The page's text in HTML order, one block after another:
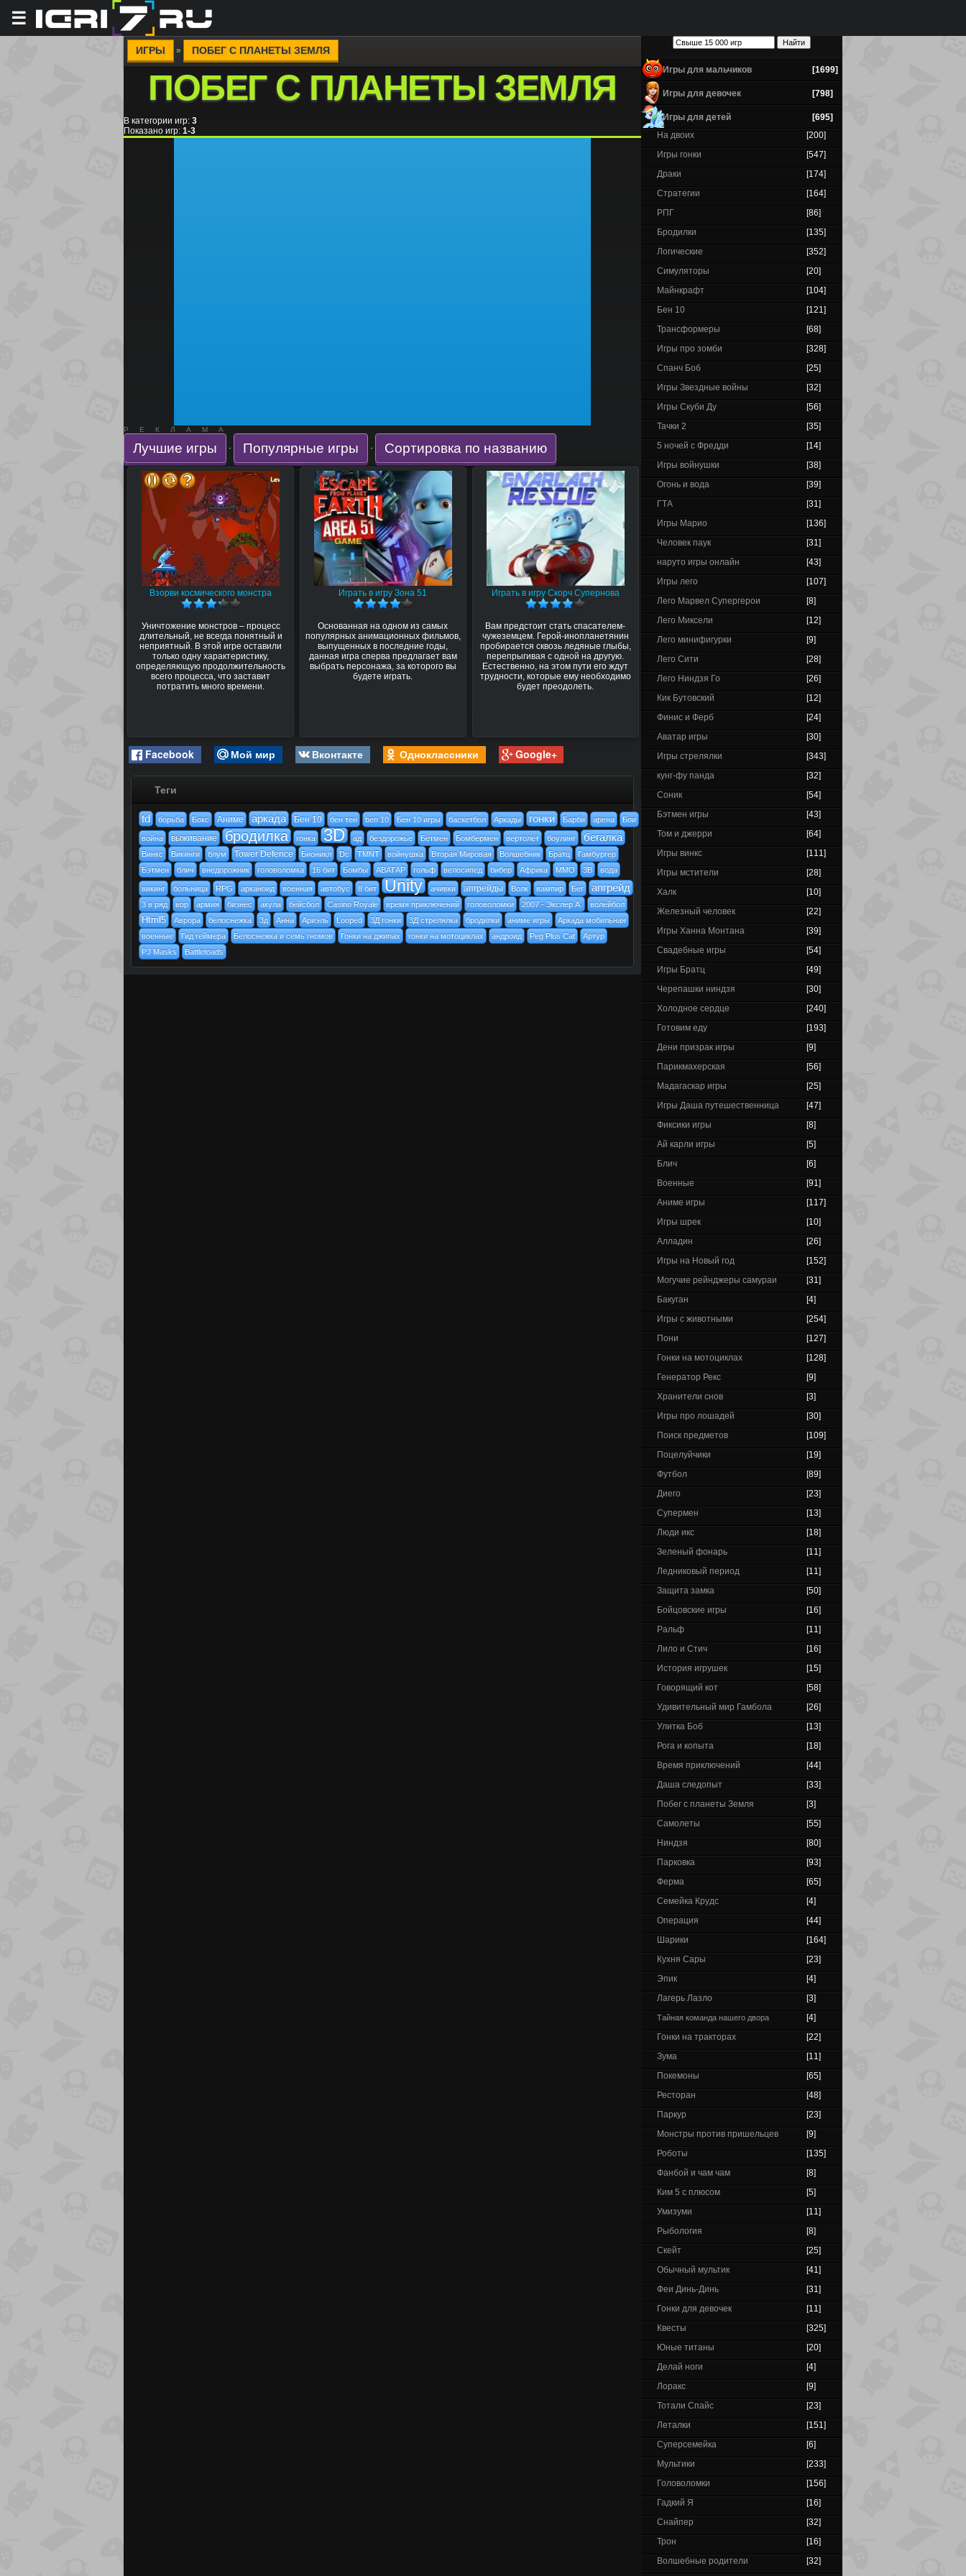
☰
ИГРЫ » ПОБЕГ С ПЛАНЕТЫ ЗЕМЛЯ
ПОБЕГ С ПЛАНЕТЫ ЗЕМЛЯ
В категории игр: 3
Показано игр: 1-3
РЕКЛАМА
Лучшие игры · Популярные игры · Сортировка по названию
Взорви космического монстра
Уничтожение монстров – процесс
длительный, не всегда понятный и
неприятный. В этой игре оставили
только одну характеристику,
определяющую продолжительность
всего процесса, что заставит
потратить много времени.
Играть в игру Зона 51
Основанная на одном из самых
популярных анимационных фильмов,
выпущенных в последние годы,
данная игра сперва предлагает вам
выбрать персонажа, за которого вы
будете играть.
Играть в игру Скорч Супернова
Вам предстоит стать спасателем-
чужеземцем. Герой-инопланетянин
пробирается сквозь ледяные глыбы,
перепрыгивая с одной на другую.
Естественно, на этом пути его ждут
трудности, которые ему необходимо
будет преодолеть.
Facebook Мой мир Вконтакте Одноклассники Google+
Теги
td борьба Бокс Аниме аркада Бен 10 бен тен ben 10 Бен 10 игры баскетбол Аркады гонки Барби арена Бои
война выживание бродилка гонка 3D ад бездорожье Бетмен Бомбермен вертолет боулинг бегалка
Винкс Викинги блум Tower Defence Бионикл Dc TMNT войнушка Вторая Мировая Волшебник Братц
Гамбургер
Бэтмен
блич внедорожник головоломка 16 бит Бомбы АВАТАР гольф велосипед бибер Африка MMO 3В вода
викинг больница RPG арканоид военная автобус 8 бит Unity ачивки апгрейды Волк вампир Бег апгрейд
3 в ряд вор армия бизнес акула бейсбол Casino Royale время приключений головоломки 2007 - Экслер А. волейбол
Html5 Аврора белоснежка 3д Анна Ариэль Looped 3Д гонки 3Д стрелялка бродилки аниме игры
Аркада мобильная
военные
Гид геймера Белоснежка и семь гномов Гонки на джипах гонки на мотоциклах андроид Peg Plus Cat
Артур
PJ Masks
Battletoads
Игры для мальчиков [1699]
Игры для девочек [798]
Игры для детей
[695]
На двоих
[200]
Игры гонки
[547]
Драки
[174]
Стратегии
[164]
РПГ
[86]
Бродилки
[135]
Логические
[352]
Симуляторы
[20]
Майнкрафт
[104]
Бен 10
[121]
Трансформеры
[68]
Игры про зомби
[328]
Спанч Боб
[25]
Игры Звездные войны
[32]
Игры Скуби Ду
[56]
Тачки 2
[35]
5 ночей с Фредди
[14]
Игры войнушки
[38]
Огонь и вода
[39]
ГТА
[31]
Игры Марио
[136]
Человек паук
[31]
наруто игры онлайн
[43]
Игры лего
[107]
Лего Марвел Супергерои
[8]
Лего Миксели
[12]
Лего минифигурки
[9]
Лего Сити
[28]
Лего Ниндзя Го
[26]
Кик Бутовский
[12]
Финис и Ферб
[24]
Аватар игры
[30]
Игры стрелялки
[343]
кунг-фу панда
[32]
Соник
[54]
Бэтмен игры
[43]
Том и джерри
[64]
Игры винкс
[111]
Игры мстители
[28]
Халк
[10]
Железный человек
[22]
Игры Ханна Монтана
[39]
Свадебные игры
[54]
Игры Братц
[49]
Черепашки ниндзя
[30]
Холодное сердце
[240]
Готовим еду
[193]
Дени призрак игры
[9]
Парикмахерская
[56]
Мадагаскар игры
[25]
Игры Даша путешественница
[47]
Фиксики игры
[8]
Ай карли игры
[5]
Блич
[6]
Военные
[91]
Аниме игры
[117]
Игры шрек
[10]
Алладин
[26]
Игры на Новый год
[152]
Могучие рейнджеры самураи
[31]
Бакуган
[4]
Игры с животными
[254]
Пони
[127]
Гонки на мотоциклах
[128]
Генератор Рекс
[9]
Хранители снов
[3]
Игры про лошадей
[30]
Поиск предметов
[109]
Поцелуйчики
[19]
Футбол
[89]
Диего
[23]
Супермен
[13]
Люди икс
[18]
Зеленый фонарь
[11]
Ледниковый период
[11]
Защита замка
[50]
Бойцовские игры
[16]
Ральф
[11]
Лило и Стич
[16]
История игрушек
[15]
Говорящий кот
[58]
Удивительный мир Гамбола
[26]
Улитка Боб
[13]
Рога и копыта
[18]
Время приключений
[44]
Даша следопыт
[33]
Побег с планеты Земля
[3]
Самолеты
[55]
Ниндзя
[80]
Парковка
[93]
Ферма
[65]
Семейка Крудс
[4]
Операция
[44]
Шарики
[164]
Кухня Сары
[23]
Эпик
[4]
Лагерь Лазло
[3]
Тайная команда нашего двора
[4]
Гонки на тракторах
[22]
Зума
[11]
Покемоны
[65]
Ресторан
[48]
Паркур
[23]
Монстры против пришельцев
[9]
Роботы
[135]
Фанбой и чам чам
[8]
Ким 5 с плюсом
[5]
Умизуми
[11]
Рыбология
[8]
Скейт
[25]
Обычный мультик
[41]
Феи Динь-Динь
[31]
Гонки для девочек
[11]
Квесты
[325]
Юные титаны
[20]
Делай ноги
[4]
Лоракс
[9]
Тотали Спайс
[23]
Леталки
[151]
Суперсемейка
[6]
Мультики
[233]
Головоломки
[156]
Гадкий Я
[16]
Снайпер
[32]
Трон
[16]
Волшебные родители
[32]